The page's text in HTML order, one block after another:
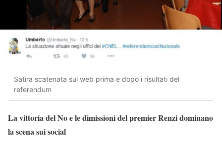
Satira scatenata sul web prima e dopo i risultati del
referendum
La vittoria del No e le dimissioni del premier Renzi dominano
la scena sui social